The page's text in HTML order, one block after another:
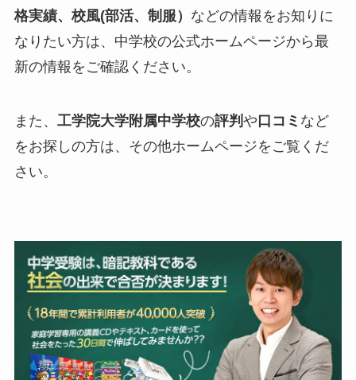
格実績、校風(部活、制服） などの情報をお知りに
なりたい方は、中学校の公式ホームページから最
新の情報をご確認ください。
また、 工学院大学附属中学校の評判 や口コミ など
をお探しの方は、その他ホームページをご覧くだ
さい。